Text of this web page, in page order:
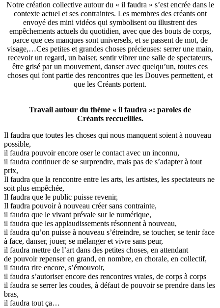
Notre création collective autour du « il faudra » s’est encrée dans le
contexte actuel et ses contraintes. Les membres des créants ont
envoyé des mini vidéos qui symbolisent ou illustrent des
empêchements actuels du quotidien, avec que des bouts de corps,
parce que ces manques sont universels, et se passent de mot, de
visage,…Ces petites et grandes choses précieuses: serrer une main,
recevoir un regard, un baiser, sentir vibrer une salle de spectateurs,
être grisé par un mouvement, danser avec quelqu’un, toutes ces
choses qui font partie des rencontres que les Douves permettent, et
que les Créants portent.
Travail autour du thème « il faudra »: paroles de
Créants reccueillies.
Il faudra que toutes les choses qui nous manquent soient à nouveau
possible,
il faudra pouvoir encore oser le contact avec un inconnu,
il faudra continuer de se surprendre, mais pas de s’adapter à tout
prix,
Il faudra que la rencontre entre les arts, les artistes, les spectateurs ne
soit plus empêchée,
Il faudra que le public puisse revenir,
Il faudra pouvoir à nouveau créer sans contrainte,
il faudra que le vivant prévale sur le numérique,
il faudra que les applaudissements résonnent à nouveau,
il faudra qu’on puisse à nouveau s’étreindre, se toucher, se tenir face
à face, danser, jouer, se mélanger et vivre sans peur,
il faudra mettre de l’art dans des petites choses, en attendant
de pouvoir repenser en grand, en nombre, en chorale, en collectif,
il faudra rire encore, s’émouvoir,
il faudra s’autoriser encore des rencontres vraies, de corps à corps
il faudra se serrer les coudes, à défaut de pouvoir se prendre dans les
bras,
il faudra tout ça…